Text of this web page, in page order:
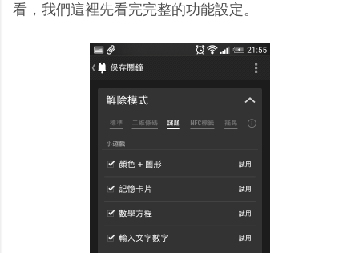
看，我們這裡先看完完整的功能設定。